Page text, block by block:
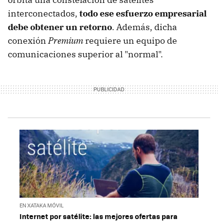
interconectados, todo ese esfuerzo empresarial
debe obtener un retorno. Además, dicha
conexiónPremium requiere un equipo de
comunicaciones superior al "normal".
EN XATAKA MÓVIL
Internet por satélite: las mejores ofertas para